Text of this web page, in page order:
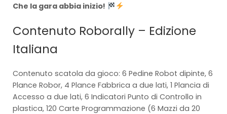
Che la gara abbia inizio!
Contenuto Roborally – Edizione
Italiana
Contenuto scatola da gioco: 6 Pedine Robot dipinte, 6
Plance Robor, 4 Plance Fabbrica a due lati, 1 Plancia di
Accesso a due lati, 6 Indicatori Punto di Controllo in
plastica, 120 Carte Programmazione (6 Mazzi da 20